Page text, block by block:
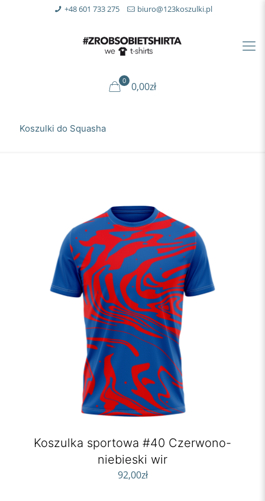
+48 601 733 275 biuro@123koszulki.pl
0 0,00zł
Koszulki do Squasha
Koszulka sportowa #40 Czerwono-
niebieski wir
92,00zł